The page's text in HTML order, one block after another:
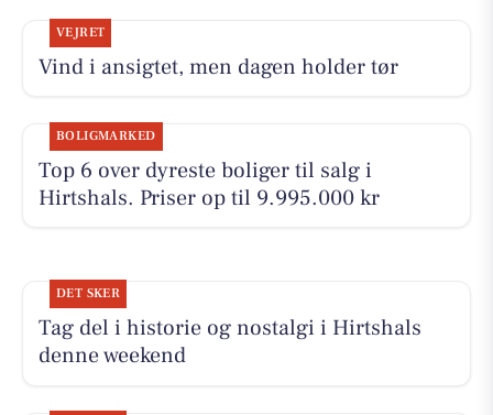
VEJRET
Vind i ansigtet, men dagen holder tør
BOLIGMARKED
Top 6 over dyreste boliger til salg i
Hirtshals. Priser op til 9.995.000 kr
DET SKER
Tag del i historie og nostalgi i Hirtshals
denne weekend